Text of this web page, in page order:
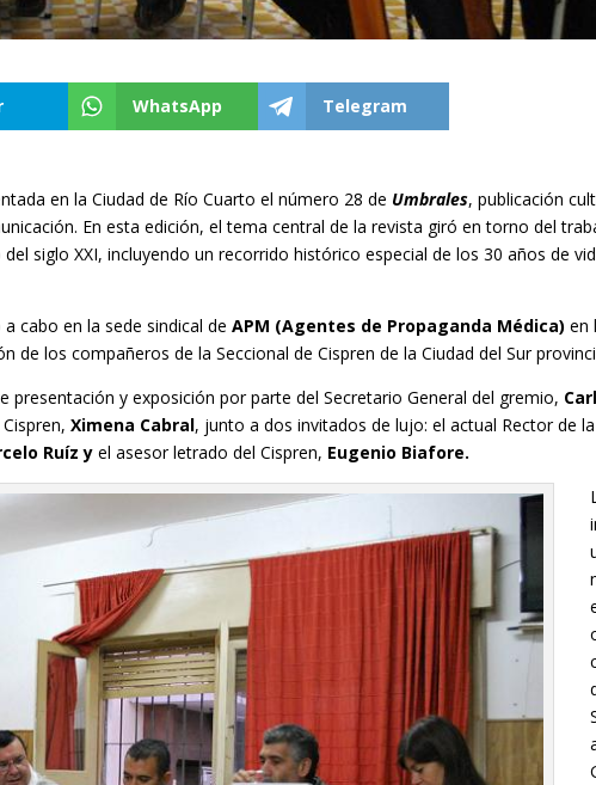
WhatsApp Telegram
en la Ciudad de Río Cuarto el número 28 de Umbrales, publicación
En esta edición, el tema central de la revista giró en torno del
siglo XXI, incluyendo un recorrido histórico especial de los 30 años de
cabo en la sede sindical deAPM (Agentes de Propaganda Médica) en
de los compañeros de la Seccional de Cispren de la Ciudad del Sur
presentación y exposición por parte del Secretario General del gremio,
Cispren,Ximena Cabral, junto a dos invitados de lujo: el actual Rector de la
Ruíz yel asesor letrado del Cispren, Eugenio Biafore.